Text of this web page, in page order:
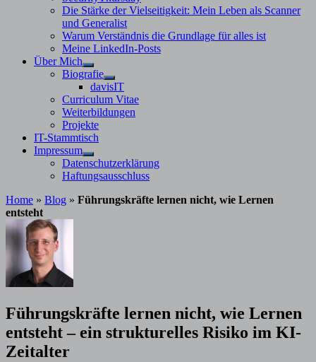
Die Stärke der Vielseitigkeit: Mein Leben als Scanner
und Generalist
Warum Verständnis die Grundlage für alles ist
Meine LinkedIn-Posts
Über Mich
Untermenü
anzeigen
Biografie
Untermenü
anzeigen
davisIT
Curriculum Vitae
Weiterbildungen
Projekte
IT-Stammtisch
Impressum
Untermenü
anzeigen
Datenschutzerklärung
Haftungsausschluss
Home » Blog » Führungskräfte lernen nicht, wie Lernen
entsteht
Führungskräfte lernen nicht, wie Lernen
entsteht – ein strukturelles Risiko im KI-
Zeitalter